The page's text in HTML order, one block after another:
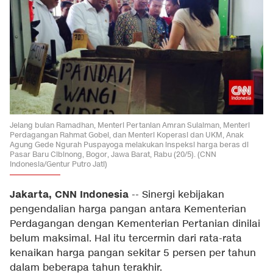
Jelang bulan Ramadhan, Menteri Pertanian Amran Sulaiman, Menteri
Perdagangan Rahmat Gobel, dan Menteri Koperasi dan UKM, Anak
Agung Gede Ngurah Puspayoga melakukan inspeksi harga beras di
Pasar Baru Cibinong, Bogor, Jawa Barat, Rabu (20/5). (CNN
Indonesia/Gentur Putro Jati)
Jakarta, CNN Indonesia -- Sinergi kebijakan
pengendalian harga pangan antara Kementerian
Perdagangan dengan Kementerian Pertanian dinilai
belum maksimal. Hal itu tercermin dari rata-rata
kenaikan harga pangan sekitar 5 persen per tahun
dalam beberapa tahun terakhir.